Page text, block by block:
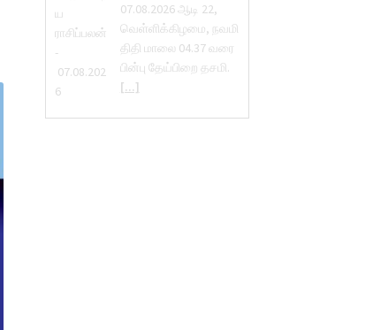
07.08.2026 ஆடி 22,
வெள்ளிக்கிழமை, நவமி
திதி மாலை 04.37 வரை
பின்பு தேய்பிறை தசமி.
[...]